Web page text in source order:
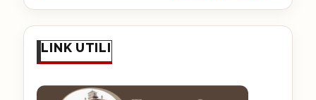
LINK UTILI